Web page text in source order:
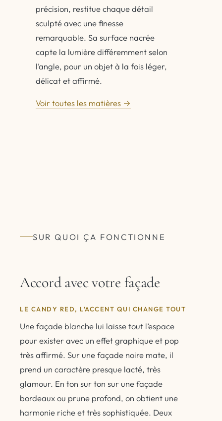
précision, restitue chaque détail
sculpté avec une finesse
remarquable. Sa surface nacrée
capte la lumière différemment selon
l’angle, pour un objet à la fois léger,
délicat et affirmé.
Voir toutes les matières →
SUR QUOI ÇA FONCTIONNE
Accord avec votre façade
LE CANDY RED, L’ACCENT QUI CHANGE TOUT
Une façade blanche lui laisse tout l’espace
pour exister avec un effet graphique et pop
très affirmé. Sur une façade noire mate, il
prend un caractère presque lacté, très
glamour. En ton sur ton sur une façade
bordeaux ou prune profond, on obtient une
harmonie riche et très sophistiquée. Deux